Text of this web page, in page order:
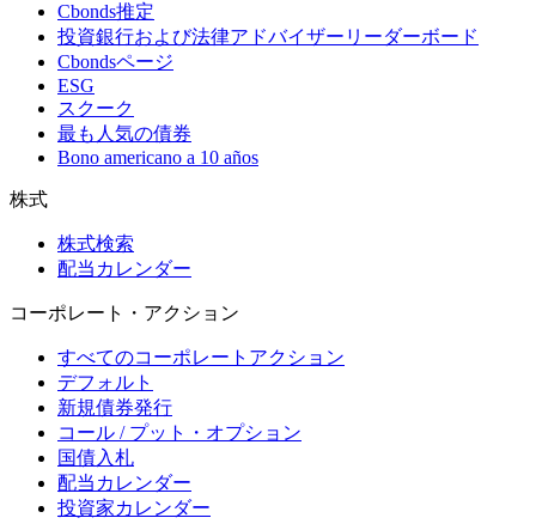
Cbonds推定
投資銀行および法律アドバイザーリーダーボード
Cbondsページ
ESG
スクーク
最も人気の債券
Bono americano a 10 años
株式
株式検索
配当カレンダー
コーポレート・アクション
すべてのコーポレートアクション
デフォルト
新規債券発行
コール / プット・オプション
国債入札
配当カレンダー
投資家カレンダー